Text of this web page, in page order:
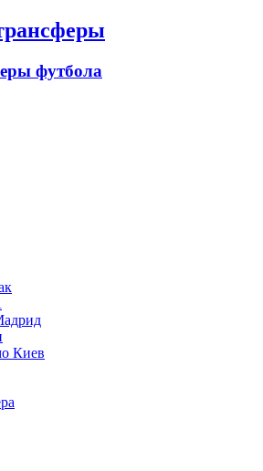
футбола
Киев